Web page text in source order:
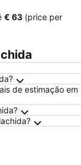
‎€ 63 (price per
de estimação em